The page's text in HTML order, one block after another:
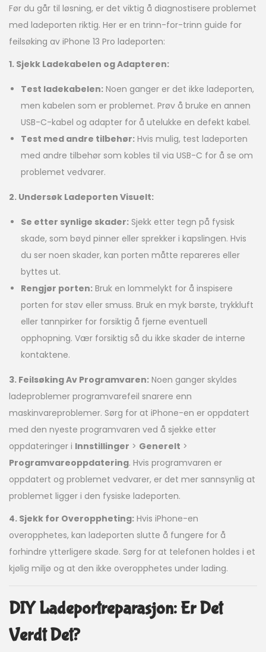
Før du går til løsning, er det viktig å diagnostisere problemet
med ladeporten riktig. Her er en trinn-for-trinn guide for
feilsøking av iPhone 13 Pro ladeporten:
1. Sjekk Ladekabelen og Adapteren:
Test ladekabelen: Noen ganger er det ikke ladeporten,
men kabelen som er problemet. Prøv å bruke en annen
USB-C-kabel og adapter for å utelukke en defekt kabel.
Test med andre tilbehør: Hvis mulig, test ladeporten
med andre tilbehør som kobles til via USB-C for å se om
problemet vedvarer.
2. Undersøk Ladeporten Visuelt:
Se etter synlige skader: Sjekk etter tegn på fysisk
skade, som bøyd pinner eller sprekker i kapslingen. Hvis
du ser noen skader, kan porten måtte repareres eller
byttes ut.
Rengjør porten: Bruk en lommelykt for å inspisere
porten for støv eller smuss. Bruk en myk børste, trykkluft
eller tannpirker for forsiktig å fjerne eventuell
opphopning. Vær forsiktig så du ikke skader de interne
kontaktene.
3. Feilsøking Av Programvaren: Noen ganger skyldes
ladeproblemer programvarefeil snarere enn
maskinvareproblemer. Sørg for at iPhone-en er oppdatert
med den nyeste programvaren ved å sjekke etter
oppdateringer i Innstillinger > Generelt >
Programvareoppdatering. Hvis programvaren er
oppdatert og problemet vedvarer, er det mer sannsynlig at
problemet ligger i den fysiske ladeporten.
4. Sjekk for Overoppheting: Hvis iPhone-en
overopphetes, kan ladeporten slutte å fungere for å
forhindre ytterligere skade. Sørg for at telefonen holdes i et
kjølig miljø og at den ikke overopphetes under lading.
DIY Ladeportreparasjon: Er Det
Verdt Det?